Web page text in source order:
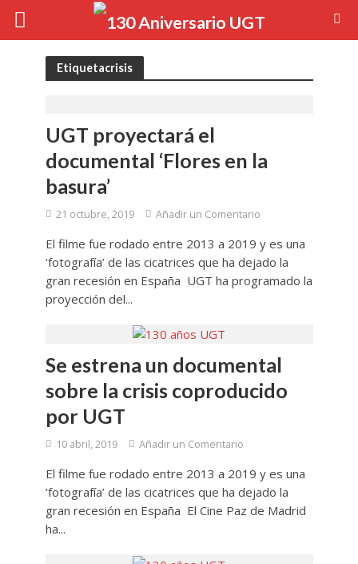
Etiquetacrisis
UGT proyectará el
documental ‘Flores en la
basura’
21 octubre, 2019 Añadir un Comentario
El filme fue rodado entre 2013 a 2019 y es una
‘fotografía’ de las cicatrices que ha dejado la
gran recesión en España UGT ha programado la
proyección del...
Se estrena un documental
sobre la crisis coproducido
por UGT
10 abril, 2019 Añadir un Comentario
El filme fue rodado entre 2013 a 2019 y es una
‘fotografía’ de las cicatrices que ha dejado la
gran recesión en España El Cine Paz de Madrid
ha...